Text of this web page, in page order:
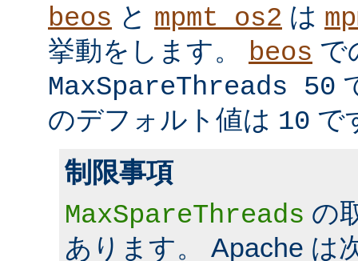
beos と mpmt_os2 は
挙動をします。 beos で
MaxSpareThreads 50
のデフォルト値は 10 で
制限事項
MaxSpareThreads の
あります。 Apache は